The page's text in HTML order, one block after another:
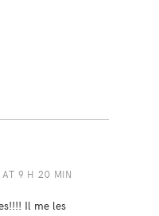
9 H 20 MIN
Il me les